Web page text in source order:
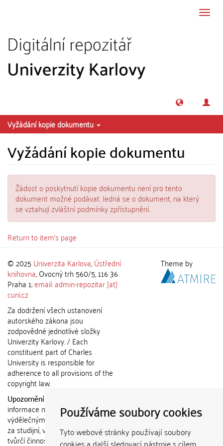
Používáme soubory cookies
Tyto webové stránky používají soubory
Vyžádání kopie dokumentu
Vyžádání kopie dokumentu
Žádost o poskytnutí kopie dokumentu není pro tento
dokument možné podávat. Jedná se o dokument, na který
se vztahují zvláštní podmínky zpřístupnění.
Return to item's page
© 2025 Univerzita Karlova,Ústřední
knihovna, Ovocný trh 560/5, 116 36
Praha 1;email: admin-repozitar [at]
cuni.cz
Za dodržení všech ustanovení
autorského zákona jsou
zodpovědné jednotlivé složky
Univerzity Karlovy. / Each
constituent part of Charles
University is responsible for
adherence to all provisions of the
copyright law.
Upozornění / Notice:
informace nemohou být použity k
výdělečným účelům nebo vydávány
za studijní, vědeckou nebo jinou
tvůrčí činnost jiné osoby než autora.
Theme by